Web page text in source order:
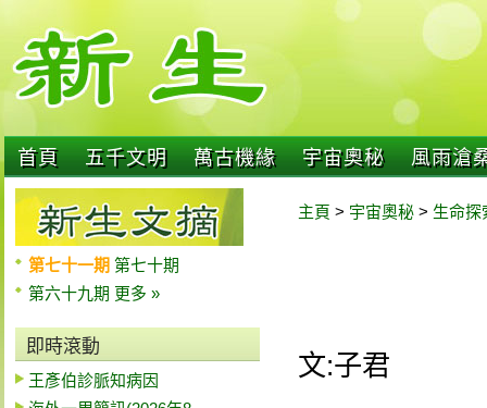
首頁 五千文明 萬古機緣 宇宙奧秘 風雨滄
第七十一期 第七十期
第六十九期 更多 »
即時滾動
王彥伯診脈知病因
主頁 > 宇宙奧秘 > 生命探
文:子君